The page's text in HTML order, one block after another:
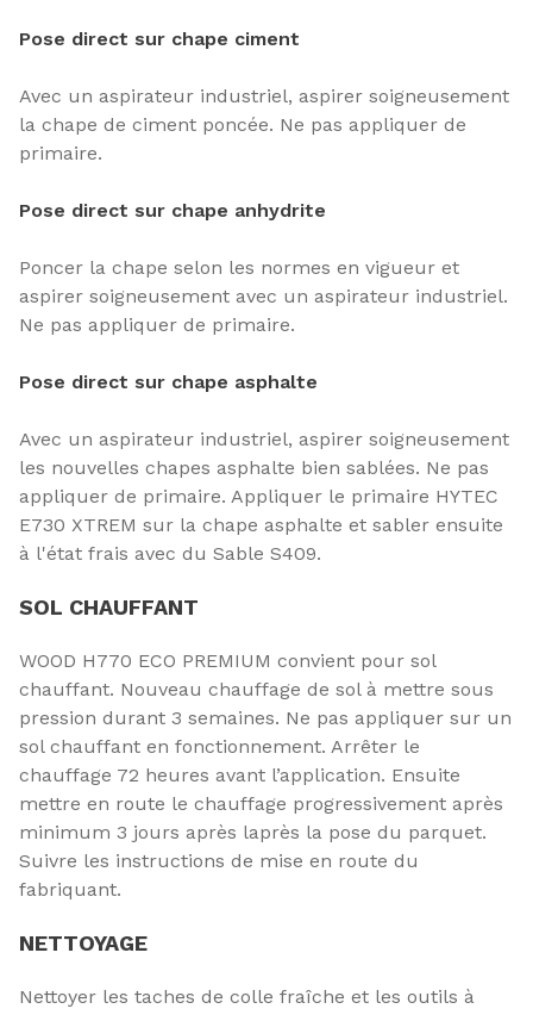
Pose direct sur chape ciment
Avec un aspirateur industriel, aspirer soigneusement
la chape de ciment poncée. Ne pas appliquer de
primaire.
Pose direct sur chape anhydrite
Poncer la chape selon les normes en vigueur et
aspirer soigneusement avec un aspirateur industriel.
Ne pas appliquer de primaire.
Pose direct sur chape asphalte
Avec un aspirateur industriel, aspirer soigneusement
les nouvelles chapes asphalte bien sablées. Ne pas
appliquer de primaire. Appliquer le primaire HYTEC
E730 XTREM sur la chape asphalte et sabler ensuite
à l'état frais avec du Sable S409.
SOL CHAUFFANT
WOOD H770 ECO PREMIUM convient pour sol
chauffant. Nouveau chauffage de sol à mettre sous
pression durant 3 semaines. Ne pas appliquer sur un
sol chauffant en fonctionnement. Arrêter le
chauffage 72 heures avant l’application. Ensuite
mettre en route le chauffage progressivement après
minimum 3 jours après laprès la pose du parquet.
Suivre les instructions de mise en route du
fabriquant.
NETTOYAGE
Nettoyer les taches de colle fraîche et les outils à